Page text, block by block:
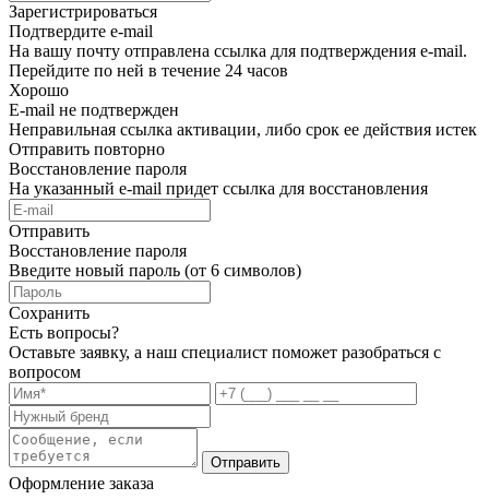
Зарегистрироваться
Подтвердите e-mail
На вашу почту отправлена ссылка для подтверждения e-mail.
Перейдите по ней в течение 24 часов
Хорошо
E-mail не подтвержден
Неправильная ссылка активации, либо срок ее действия истек
Отправить повторно
Восстановление пароля
На указанный e-mail придет ссылка для восстановления
Отправить
Восстановление пароля
Введите новый пароль (от 6 символов)
Сохранить
Есть вопросы?
Оставьте заявку, а наш специалист поможет разобраться с
вопросом
Отправить
Оформление заказа